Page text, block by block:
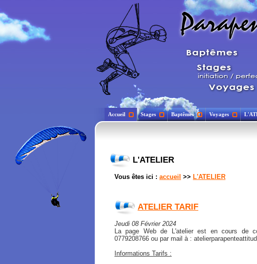
Accueil Stages Baptêmes Voyages
L'ATELIER
Vous êtes ici : accueil >> L'ATELIER
ATELIER TARIF
Jeudi 08 Février 2024
La page Web de L'atelier est en cours de
0779208766 ou par mail à :
Informations Tarifs :